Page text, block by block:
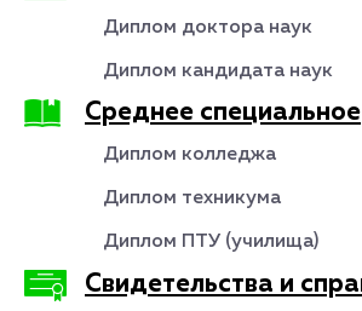
Диплом доктора наук
Диплом кандидата наук
Среднее специальное
Диплом колледжа
Диплом техникума
Диплом ПТУ (училища)
Свидетельства и